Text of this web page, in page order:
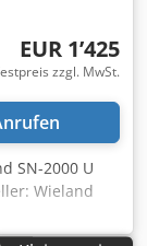
EUR 1’425
zzgl. MwSt.
SN-2000 U
Wieland
Leistung: 2,2